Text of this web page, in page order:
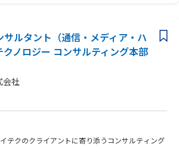
、PMO業務
規開拓および深耕、体制拡大
織つくり、組織推進、マネジメントコンサルシフ
・教育・マネジメント
動やキーマンとのリレーションシップ
ての各プロジェクトデリバリー
、PMO業務等
取ることがお好きな方
サルタント（通信・メディア・ハ
ノロジー コンサルティング本部
会社
イテクのクライアントに寄り添うコンサルティング